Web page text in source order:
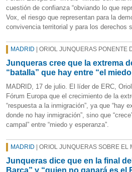
cuestión de confianza “obviando lo que
Vox, el riesgo que representan para la
convivencia territorial y para los derechos
MADRID | ORIOL JUNQUERAS PONENTE
Junqueras cree que la extrema
“batalla” que hay entre “el
MADRID, 17 de julio. El líder de ERC,
Fórum Europa que el crecimiento de la
“respuesta a la inmigración”, ya que “hay
donde no hay inmigración”, sino que
campal” entre “miedo y esperanza”.
MADRID | ORIOL JUNQUERAS SOBRE EL
Junqueras dice que en la final
Barça” y “quien no ganará es el